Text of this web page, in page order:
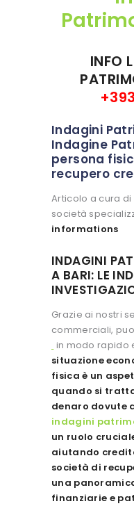
INFO
Indagini
Indagine
persona
recupero
Articolo a cura di
società
informations
INDAGINI
A BARI: LE
Grazie ai nostri
commerciali,
in modo rapido
situazione
fisica è un
quando si
denaro dovute
indagini
un ruolo
aiutando
società di
una
finanziarie e